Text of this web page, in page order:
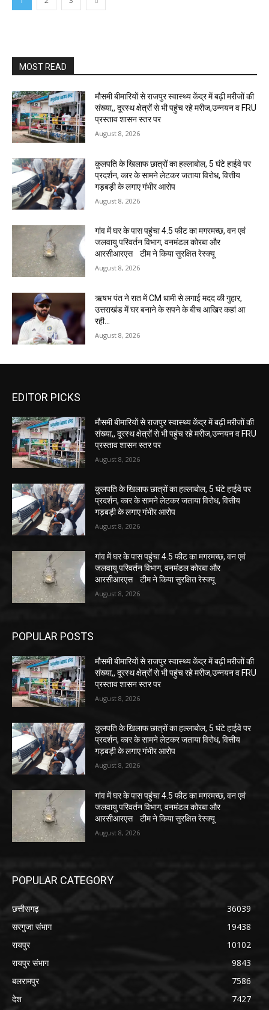
MOST READ
मौसमी बीमारियों से राजपुर स्वास्थ्य केंद्र में बढ़ी मरीजों की
संख्या,, दूरस्थ क्षेत्रों से भी पहुंच रहे मरीज,उन्नयन व FRU
प्रस्ताव शासन स्तर पर
August 8, 2026
कुलपति के खिलाफ छात्रों का हल्लाबोल, 5 घंटे हाईवे पर
प्रदर्शन, कार के सामने लेटकर जताया विरोध, वित्तीय
गड़बड़ी के लगाए गंभीर आरोप
August 8, 2026
गांव में घर के पास पहुंचा 4.5 फीट का मगरमच्छ, वन एवं
जलवायु परिवर्तन विभाग, वनमंडल कोरबा और
आरसीआरएस टीम ने किया सुरक्षित रेस्क्यू
August 8, 2026
ऋषभ पंत ने रात में CM धामी से लगाई मदद की गुहार,
उत्तराखंड में घर बनाने के सपने के बीच आखिर कहां आ
रही...
August 8, 2026
EDITOR PICKS
मौसमी बीमारियों से राजपुर स्वास्थ्य केंद्र में बढ़ी मरीजों की
संख्या,, दूरस्थ क्षेत्रों से भी पहुंच रहे मरीज,उन्नयन व FRU
प्रस्ताव शासन स्तर पर
August 8, 2026
कुलपति के खिलाफ छात्रों का हल्लाबोल, 5 घंटे हाईवे पर
प्रदर्शन, कार के सामने लेटकर जताया विरोध, वित्तीय
गड़बड़ी के लगाए गंभीर आरोप
August 8, 2026
गांव में घर के पास पहुंचा 4.5 फीट का मगरमच्छ, वन एवं
जलवायु परिवर्तन विभाग, वनमंडल कोरबा और
आरसीआरएस टीम ने किया सुरक्षित रेस्क्यू
August 8, 2026
POPULAR POSTS
मौसमी बीमारियों से राजपुर स्वास्थ्य केंद्र में बढ़ी मरीजों की
संख्या,, दूरस्थ क्षेत्रों से भी पहुंच रहे मरीज,उन्नयन व FRU
प्रस्ताव शासन स्तर पर
August 8, 2026
कुलपति के खिलाफ छात्रों का हल्लाबोल, 5 घंटे हाईवे पर
प्रदर्शन, कार के सामने लेटकर जताया विरोध, वित्तीय
गड़बड़ी के लगाए गंभीर आरोप
August 8, 2026
गांव में घर के पास पहुंचा 4.5 फीट का मगरमच्छ, वन एवं
जलवायु परिवर्तन विभाग, वनमंडल कोरबा और
आरसीआरएस टीम ने किया सुरक्षित रेस्क्यू
August 8, 2026
POPULAR CATEGORY
छत्तीसगढ़
36039
सरगुजा संभाग
19438
रायपुर
10102
रायपुर संभाग
9843
बलरामपुर
7586
देश
7427